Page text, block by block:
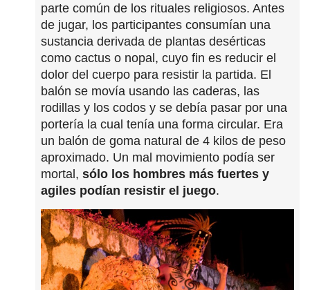
parte común de los rituales religiosos. Antes
de jugar, los participantes consumían una
sustancia derivada de plantas desérticas
como cactus o nopal, cuyo fin es reducir el
dolor del cuerpo para resistir la partida. El
balón se movía usando las caderas, las
rodillas y los codos y se debía pasar por una
portería la cual tenía una forma circular. Era
un balón de goma natural de 4 kilos de peso
aproximado. Un mal movimiento podía ser
mortal, sólo los hombres más fuertes y
agiles podían resistir el juego.